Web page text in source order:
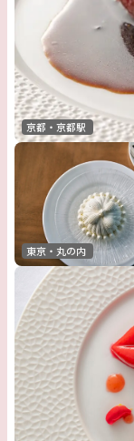
京都・京都駅
東京・丸の内